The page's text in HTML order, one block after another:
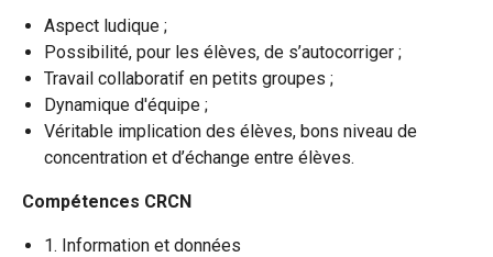
Aspect ludique ;
Possibilité, pour les élèves, de s’autocorriger ;
Travail collaboratif en petits groupes ;
Dynamique d'équipe ;
Véritable implication des élèves, bons niveau de
concentration et d’échange entre élèves.
Compétences CRCN
1. Information et données